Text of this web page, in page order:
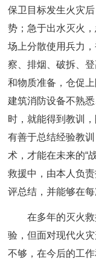
保卫目标发生火灾
势；急于出水灭火
场上分散使用兵力
察、排烟、破拆、
和物质准备，仓促
建筑消防设备不熟
时，就能得到教训
有善于总结经验教
术，才能在未来的“
救援中，由本人负
评总结，并能够在
在多年的灭火
验，但面对现代火
不够，在今后的工